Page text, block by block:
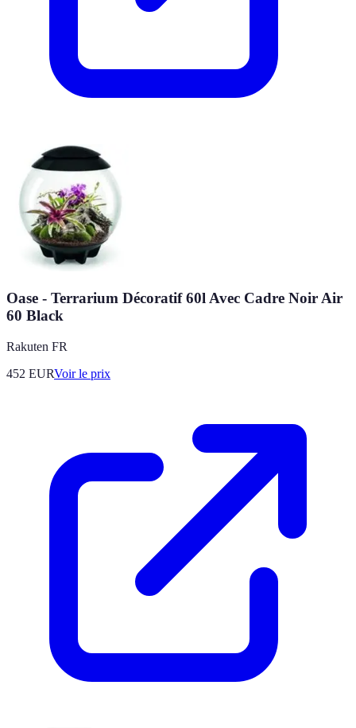
Oase - Terrarium Décoratif 60l Avec Cadre Noir Air
60 Black
Rakuten FR
452 EURVoir le prix